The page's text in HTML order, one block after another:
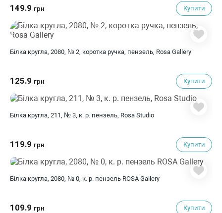
149.9 грн Купити
Білка кругла, 2080, № 2, коротка ручка, пензель, Rosa Gallery
125.9 грн Купити
Білка кругла, 211, № 3, к. р. пензель, Rosa Studio
119.9 грн Купити
Білка кругла, 2080, № 0, к. р. пензель ROSA Gallery
109.9 грн Купити